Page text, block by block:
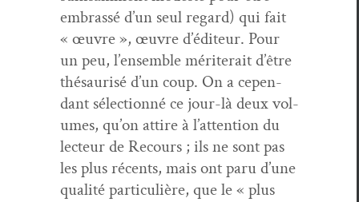
embrassé d’un seul regard) qui fait
« œuvre », œuvre d’éditeur. Pour
un peu, l’ensemble mérit­erait d’être
thésaurisé d’un coup. On a cepen­
dant sélec­tion­né ce jour-là deux vol­
umes, qu’on attire à l’attention du
lecteur de Recours ; ils ne sont pas
les plus récents, mais ont paru d’une
qual­ité par­ti­c­ulière, que le « plus